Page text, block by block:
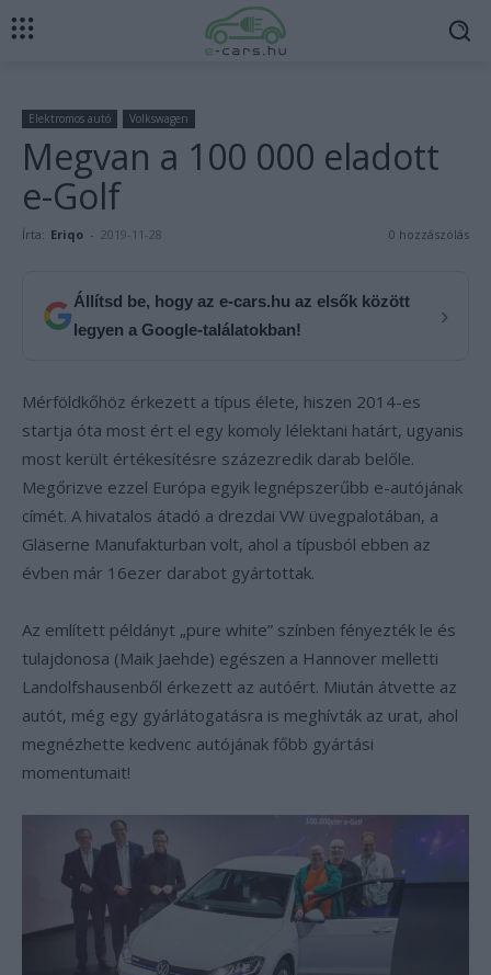
Elektromos autó Volkswagen
Megvan a 100 000 eladott
e-Golf
Írta: Eriqo - 2019-11-28 0 hozzászólás
Állítsd be, hogy az e-cars.hu az elsők között
legyen a Google-találatokban!
›
Mérföldkőhöz érkezett a típus élete, hiszen 2014-es
startja óta most ért el egy komoly lélektani határt, ugyanis
most került értékesítésre százezredik darab belőle.
Megőrizve ezzel Európa egyik legnépszerűbb e-autójának
címét. A hivatalos átadó a drezdai VW üvegpalotában, a
Gläserne Manufakturban volt, ahol a típusból ebben az
évben már 16ezer darabot gyártottak.
Az említett példányt „pure white” színben fényezték le és
tulajdonosa (Maik Jaehde) egészen a Hannover melletti
Landolfshausenből érkezett az autóért. Miután átvette az
autót, még egy gyárlátogatásra is meghívták az urat, ahol
megnézhette kedvenc autójának főbb gyártási
momentumait!